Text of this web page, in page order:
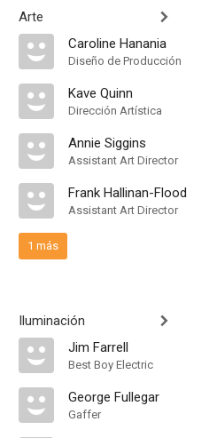
Arte
Caroline Hanania
Diseño de Producción
Kave Quinn
Dirección Artística
Annie Siggins
Assistant Art Director
Frank Hallinan-Flood
Assistant Art Director
1 más
Iluminación
Jim Farrell
Best Boy Electric
George Fullegar
Gaffer